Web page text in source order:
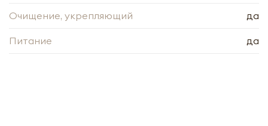
Очищение, укрепляющий да
Питание да